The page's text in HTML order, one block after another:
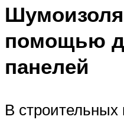
помощью
панелей
В